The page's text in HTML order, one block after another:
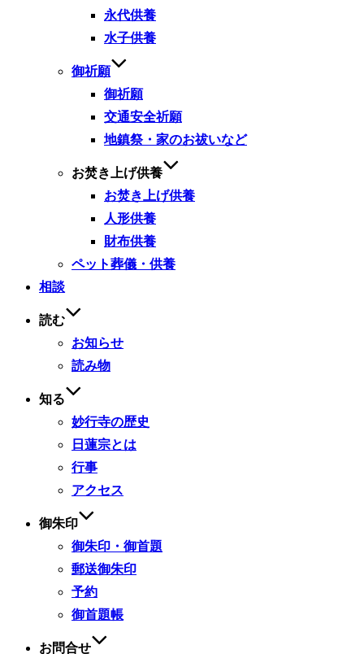
永代供養
水子供養
御祈願
御祈願
交通安全祈願
地鎮祭・家のお祓いなど
お焚き上げ供養
お焚き上げ供養
人形供養
財布供養
ペット葬儀・供養
相談
読む
お知らせ
読み物
知る
妙行寺の歴史
日蓮宗とは
行事
アクセス
御朱印
御朱印・御首題
郵送御朱印
予約
御首題帳
お問合せ